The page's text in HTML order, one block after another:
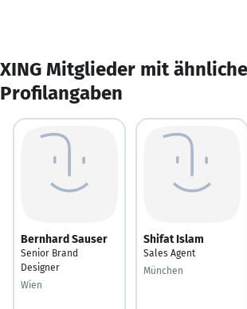
XING Mitglieder mit
Profilangaben
Bernhard Sauser
Senior Brand
Designer
Wien
Shifat Islam
Sales Agent
München